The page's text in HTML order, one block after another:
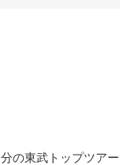
の東武トップツア